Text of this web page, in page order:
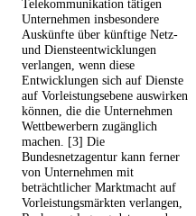
Telekommunikation tätigen
Unternehmen insbesondere
Auskünfte über künftige Netz-
und Diensteentwicklungen
verlangen, wenn diese
Entwicklungen sich auf Dienste
auf Vorleistungsebene auswirken
können, die die Unternehmen
Wettbewerbern zugänglich
machen. [3] Die
Bundesnetzagentur kann ferner
von Unternehmen mit
beträchtlicher Marktmacht auf
Vorleistungsmärkten verlangen,